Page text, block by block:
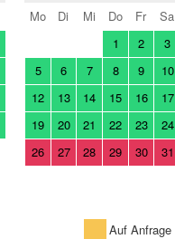
Mo
Di Mi Do Fr Sa
1
2 3
5
6 7 8 9 10
12
13 14 15 16 17
19
20 21 22 23 24
26
27 28 29 30 31
Auf Anfrage